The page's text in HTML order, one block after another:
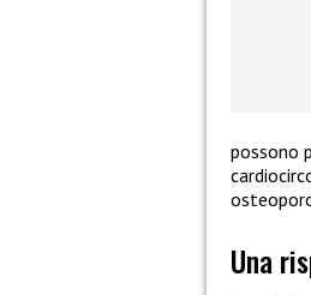
possono
Una